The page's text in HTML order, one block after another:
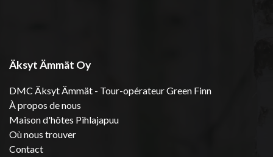
Äksyt Ämmät Oy
DMC Äksyt Ämmät - Tour-opérateur Green Finn
À propos de nous
Maison d'hôtes Pihlajapuu
Où nous trouver
Contact